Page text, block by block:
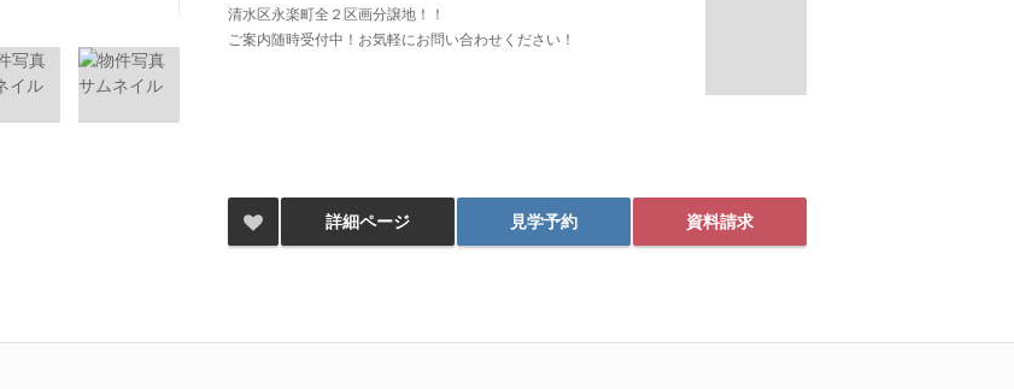
清水区永楽町全２区画分譲地！！
ご案内随時受付中！お気軽にお問い合わせください！
詳細ページ 見学予約 資料請求